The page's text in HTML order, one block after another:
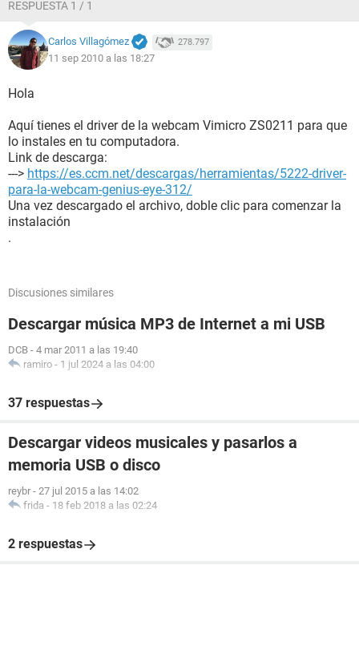
RESPUESTA 1 / 1
Carlos Villagómez 278.797
11 sep 2010 a las 18:27
Hola
Aquí tienes el driver de la webcam Vimicro ZS0211 para que
lo instales en tu computadora.
Link de descarga:
---> https://es.ccm.net/descargas/herramientas/5222-driver-
para-la-webcam-genius-eye-312/
Una vez descargado el archivo, doble clic para comenzar la
instalación
.
Discusiones similares
Descargar música MP3 de Internet a mi USB
DCB - 4 mar 2011 a las 19:40
ramiro - 1 jul 2024 a las 04:00
37 respuestas
Descargar videos musicales y pasarlos a
memoria USB o disco
reybr - 27 jul 2015 a las 14:02
frida - 18 feb 2018 a las 02:24
2 respuestas